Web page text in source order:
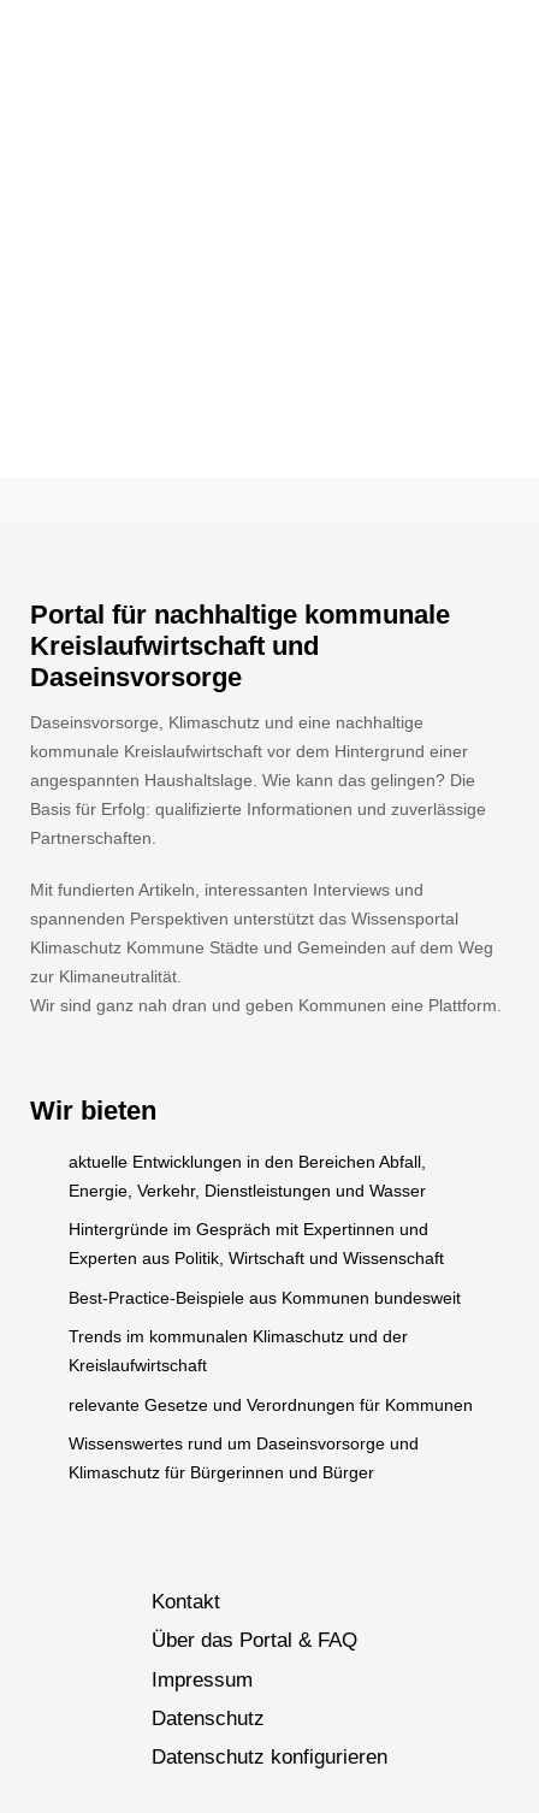
Portal für nachhaltige kommunale
Kreislaufwirtschaft und
Daseinsvorsorge
Daseinsvorsorge, Klimaschutz und eine nachhaltige
kommunale Kreislaufwirtschaft vor dem Hintergrund einer
angespannten Haushaltslage. Wie kann das gelingen? Die
Basis für Erfolg: qualifizierte Informationen und zuverlässige
Partnerschaften.
Mit fundierten Artikeln, interessanten Interviews und
spannenden Perspektiven unterstützt das Wissensportal
Klimaschutz Kommune Städte und Gemeinden auf dem Weg
zur Klimaneutralität.
Wir sind ganz nah dran und geben Kommunen eine Plattform.
Wir bieten
aktuelle Entwicklungen in den Bereichen Abfall,
Energie, Verkehr, Dienstleistungen und Wasser
Hintergründe im Gespräch mit Expertinnen und
Experten aus Politik, Wirtschaft und Wissenschaft
Best-Practice-Beispiele aus Kommunen bundesweit
Trends im kommunalen Klimaschutz und der
Kreislaufwirtschaft
relevante Gesetze und Verordnungen für Kommunen
Wissenswertes rund um Daseinsvorsorge und
Klimaschutz für Bürgerinnen und Bürger
Kontakt
Über das Portal & FAQ
Impressum
Datenschutz
Datenschutz konfigurieren